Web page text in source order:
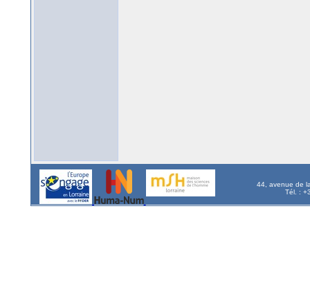
44, avenue de
Tél. :